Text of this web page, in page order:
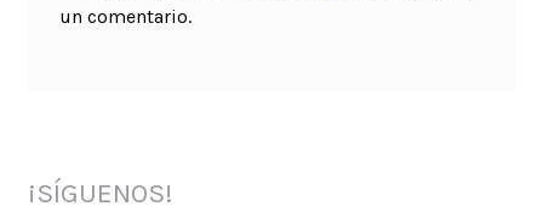
un comentario.
¡SÍGUENOS!